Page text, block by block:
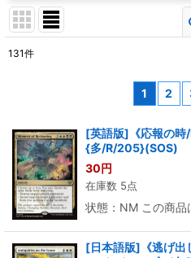
絞り込
131件
1 2
[英語版]《応報の
{多/R/205}(SOS)
30円
在庫数 5点
状態：NM この商品
[日本語版]《逃げ